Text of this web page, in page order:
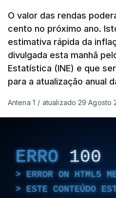
O valor das rendas
cento no próximo ano.
estimativa rápida da
divulgada esta manhã
Estatística (INE) e que
para a atualização anual
Antena 1 / atualizado 29 Agosto
ERRO 100
ERROR ON HTML5
ESTE CONTEÚDO